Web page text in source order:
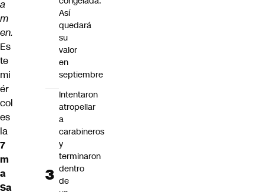
a
m
en.
Es
te
mi
ér
col
es
la
7
m
a
Sa
Así
quedará
su
valor
en
septiembre
Intentaron
atropellar
a
carabineros
y
terminaron
dentro
de